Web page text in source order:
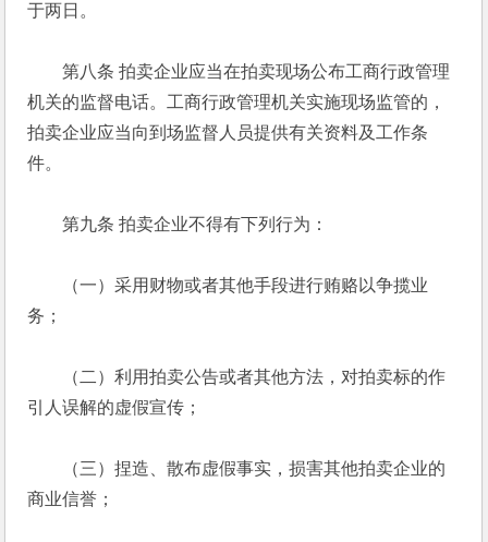
于两日。
第八条 拍卖企业应当在拍卖现场公布工商行政管理
机关的监督电话。工商行政管理机关实施现场监管的，
拍卖企业应当向到场监督人员提供有关资料及工作条
件。
第九条 拍卖企业不得有下列行为：
（一）采用财物或者其他手段进行贿赂以争揽业
务；
（二）利用拍卖公告或者其他方法，对拍卖标的作
引人误解的虚假宣传；
（三）捏造、散布虚假事实，损害其他拍卖企业的
商业信誉；